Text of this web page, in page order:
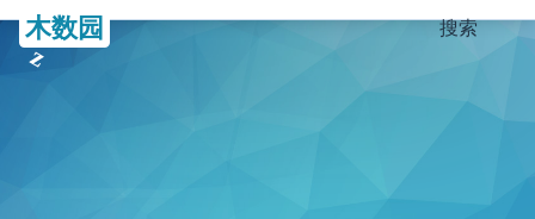
木数园 搜索